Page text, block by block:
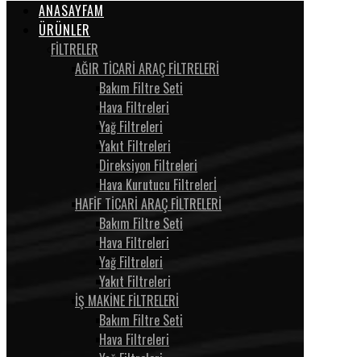
ANASAYFAM
ÜRÜNLER
FİLTRELER
AĞIR TİCARİ ARAÇ FİLTRELERİ
Bakım Filtre Seti
Hava Filtreleri
Yağ Filtreleri
Yakıt Filtreleri
Direksiyon Filtreleri
Hava Kurutucu Filtrelerİ
HAFİF TİCARİ ARAÇ FİLTRELERİ
Bakım Filtre Seti
Hava Filtreleri
Yağ Filtreleri
Yakıt Filtreleri
İŞ MAKİNE FİLTRELERİ
Bakım Filtre Seti
Hava Filtreleri